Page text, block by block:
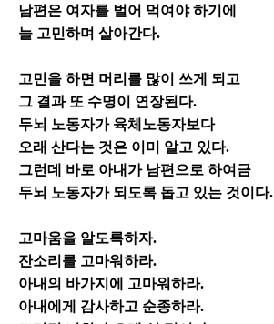
남편은 여자를 벌어 먹여야 하기에
늘 고민하며 살아간다.
고민을 하면 머리를 많이 쓰게 되고
그 결과 또 수명이 연장된다.
두뇌 노동자가 육체노동자보다
오래 산다는 것은 이미 알고 있다.
그런데 바로 아내가 남편으로 하여금
두뇌 노동자가 되도록 돕고 있는 것이다.
고마움을 알도록하자.
잔소리를 고마워하라.
아내의 바가지에 고마워하라.
아내에게 감사하고 순종하라.